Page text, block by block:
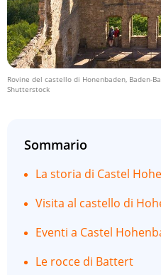
Rovine del castello di Honenbaden, Baden-
Shutterstock
Sommario
La storia di Castel
Visita al castello di
Eventi a Castel
Le rocce di Battert